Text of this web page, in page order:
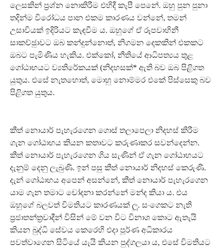
ලෙසකින් ප‍්‍රශ්න නොකිරීම එහිදී කැපී පෙනේ. ඔහු පුන පුනා
තදින්ම විරෝධය පාන එකම කාරණය වන්නේ, තමන්
උසාවියක් ඉදිරියට කැඳවීම ය. ඔහුගේ ඒ රූපවාහිනී
සාකච්ඡුාවට ඔබ කන්දුන්නොත්, නිගමන දෙකකින් එකකට
ඔබට පැමිණිය හැකිය. එක්කෝ, නීතියේ ආධිපත්‍යය තුළ
ගෝඨාභයට ව්‍යතිරේකයක් (නිදහසක්* ඇති බව ඔබ පිළිගත
යුතුය. එසේ නැතහොත්, මොහු නොම්මර එකේ පිස්සෙකු බව
පිළිගත යුතුය.
කීත් නොයාර් පැහැරගෙන ගොස් තලාපෙලා නිදහස් කිරීම
ගැන ගෝඨාභය කියන කතාවට කරුණාකර සවන්දෙන්න.
කීත් නොයාර් පැහැරගෙන ගිය සැණින් ඒ ගැන ගෝඨාභයට
දැනුම් දෙනු ලැබුණි. ඉන් පසු කීත් නොයාර් නිදහස් කෙරුණි.
දැන් ගෝඨාභය අපෙන් අසන්නේ, කීත් නොයාර් පැහැරගෙන
යාම ගැන තමාට චෝදනා කරන්නේ මන්ද කියා ය. එය
ඔහුගේ බලවත් විමතියට කාරණයක් ලූ. සංගෙකට නැති
ප‍්‍රජාතන්ත‍්‍රවාදීන් විසින් මේ වන විට විනාශ කොට ඇතැයි
කියන බුද්ධි සේවය කෙරෙහි එදා පූර්ණ අධිකාරය
පවත්වාගෙන සිටියේ යැයි කියන පුද්ගලයා ය, එසේ විමතියට